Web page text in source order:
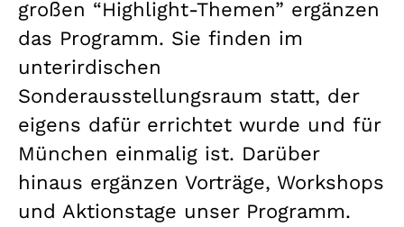
großen “Highlight-Themen” ergänzen
das Programm. Sie finden im
unterirdischen
Sonderausstellungsraum statt, der
eigens dafür errichtet wurde und für
München einmalig ist. Darüber
hinaus ergänzen Vorträge, Workshops
und Aktionstage unser Programm.